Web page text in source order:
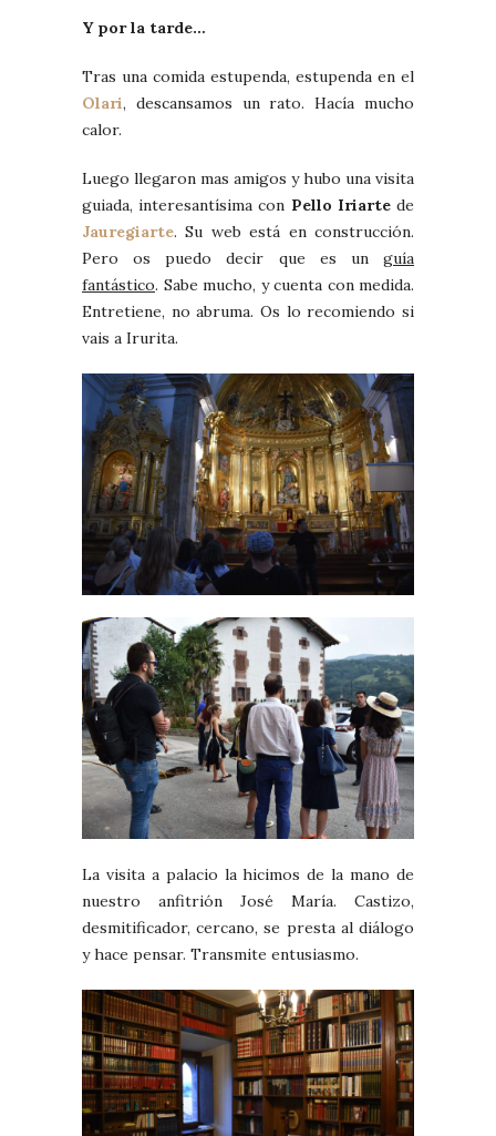
Y por la tarde…
Tras una comida estupenda, estupenda en el
Olari, descansamos un rato. Hacía mucho
calor.
Luego llegaron mas amigos y hubo una visita
guiada, interesantísima con Pello Iriartede
Jauregiarte. Su web está en construcción.
Pero os puedo decir que es un guía
fantástico. Sabe mucho, y cuenta con medida.
Entretiene, no abruma. Os lo recomiendo si
vais a Irurita.
La visita a palacio la hicimos de la mano de
nuestro anfitrión José María. Castizo,
desmitificador, cercano, se presta al diálogo
y hace pensar. Transmite entusiasmo.